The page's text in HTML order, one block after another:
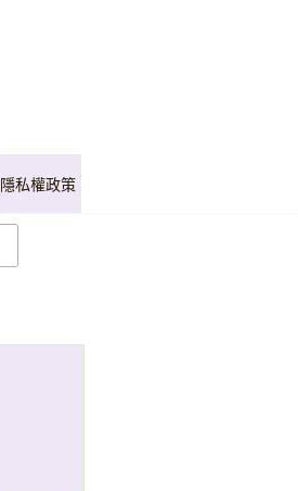
隱私權政策